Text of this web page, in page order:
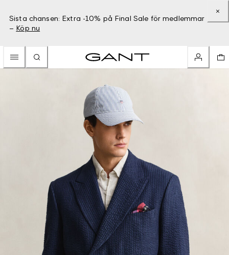
Sista chansen: Extra -10% på Final Sale för medlemmar
– Köp nu